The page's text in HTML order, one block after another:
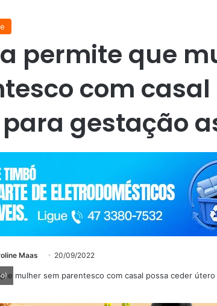
permite que
com
gestação
Maas 20/09/2022